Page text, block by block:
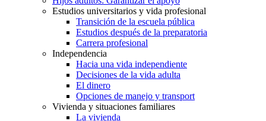
Estudios universitarios y vida profesional
Transición de la escuela pública
Estudios después de la preparatoria
Carrera profesional
Independencia
Hacia una vida independiente
Decisiones de la vida adulta
El dinero
Opciones de manejo y transport
Vivienda y situaciones familiares
La vivienda